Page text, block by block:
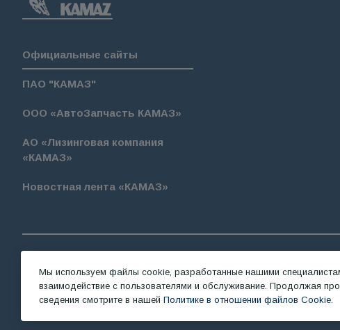
Официальные сайты
ПАО "КАМАЗ"
ООО «АвтоЗапчасть КАМАЗ»
АО «Лизинговая компания
«КАМАЗ»
Новостная лента «КАМАЗ»
© 2026 “ТНСТ” Политика
Мы используем файлы cookie, разработанные нашими
взаимодействие с пользователями и обслуживание. Продолжая
сведения смотрите в нашей Политике в отношении файлов Cookie.